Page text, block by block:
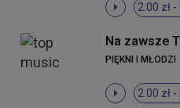
2.00 zł -
PIĘKNI I MŁODZI
2.00 zł -